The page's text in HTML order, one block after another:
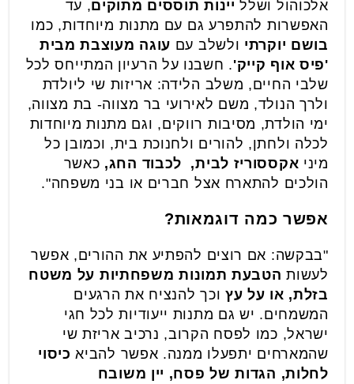
אלכוהול ושלל יינות תוססים מתוקים, עד
האפשרות להתפרע גם עם מתנות מיוחדות, כמו
בושם יוקרתי ולשלב עם עוגה מעוצבת מבית
'פיס אוף קייק'. חשבנו על הרעיון המתייחס לכל
שלבי החיים, משלב הלידה: אריזות שי ליולדת
ולרך הנולד, משם לאירועי בר מצווה- בת מצווה,
ימי הולדת, מסיבות רווקים, וגם מתנות מיוחדות
לכלה ולחתן, להורים ולחנוכת בית, וכמובן כל
מיני אקססוריז לבית, לכבוד החג, כאשר
הולכים להתארח אצל חברים או בני משפחה".
אפשר כמה דוגמאות?
"בבקשה: אם רוצים להפתיע את ההורים, אפשר
לעשות הטבעת תמונות משפחתיות על משטח
בזלת, או על עץ וכך להנציח את הרגעים
המשמחים. יש גם מתנות ייעודיות לכל חגי
ישראל, כמו לפסח הקרוב, נרכיב אריזת שי
שהמארחים יתפעלו ממנה. אפשר להביא כיסוי
לחלות, הגדות של פסח, יין משובח